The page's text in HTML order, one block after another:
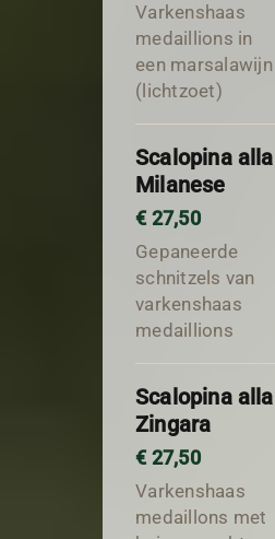
Varkenshaas
medaillions in
een marsalawijn
(lichtzoet)
Scalopina alla
Milanese
€ 27,50
Gepaneerde
schnitzels van
varkenshaas
medaillions
Scalopina alla
Zingara
€ 27,50
Varkenshaas
medaillons met